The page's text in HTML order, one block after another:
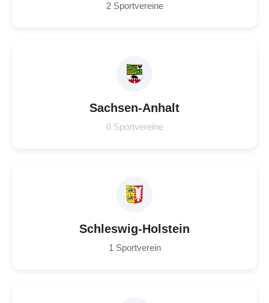
2 Sportvereine
Sachsen-Anhalt
0 Sportvereine
Schleswig-Holstein
1 Sportverein